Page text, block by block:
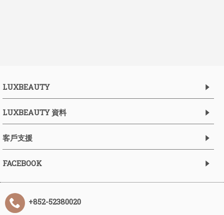
LUXBEAUTY
LUXBEAUTY 資料
客戶支援
FACEBOOK
+852-52380020